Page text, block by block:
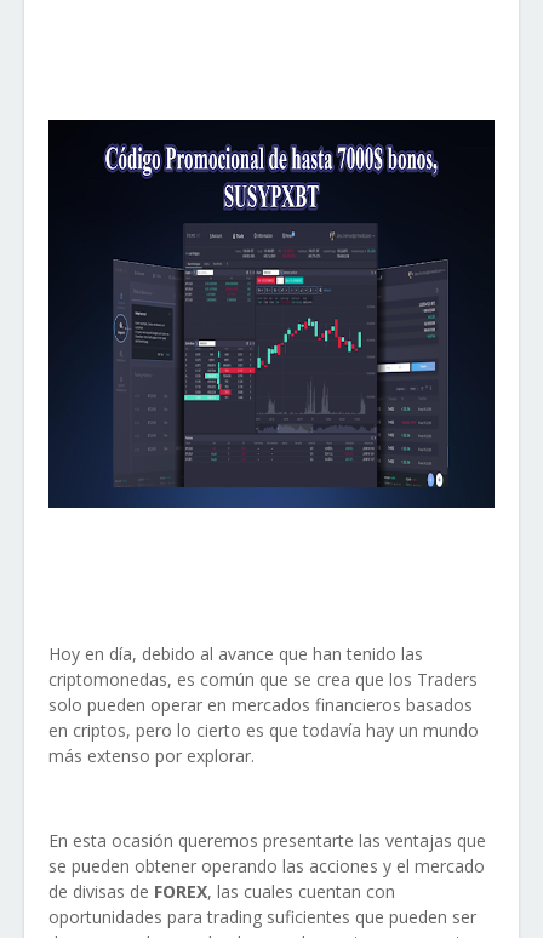
Hoy en día, debido al avance que han tenido las
criptomonedas, es común que se crea que los Traders
solo pueden operar en mercados financieros basados
en criptos, pero lo cierto es que todavía hay un mundo
más extenso por explorar.
En esta ocasión queremos presentarte las ventajas que
se pueden obtener operando las acciones y el mercado
de divisas de FOREX, las cuales cuentan con
oportunidades para trading suficientes que pueden ser